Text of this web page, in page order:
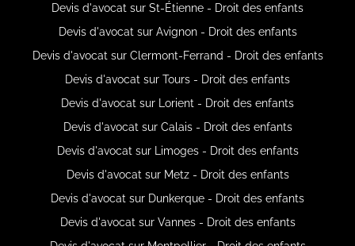
Devis d'avocat sur St-Étienne - Droit des enfants
Devis d'avocat sur Avignon - Droit des enfants
Devis d'avocat sur Clermont-Ferrand - Droit des enfants
Devis d'avocat sur Tours - Droit des enfants
Devis d'avocat sur Lorient - Droit des enfants
Devis d'avocat sur Calais - Droit des enfants
Devis d'avocat sur Limoges - Droit des enfants
Devis d'avocat sur Metz - Droit des enfants
Devis d'avocat sur Dunkerque - Droit des enfants
Devis d'avocat sur Vannes - Droit des enfants